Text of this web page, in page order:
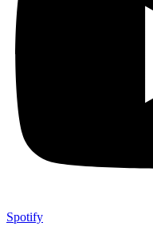
Spotify